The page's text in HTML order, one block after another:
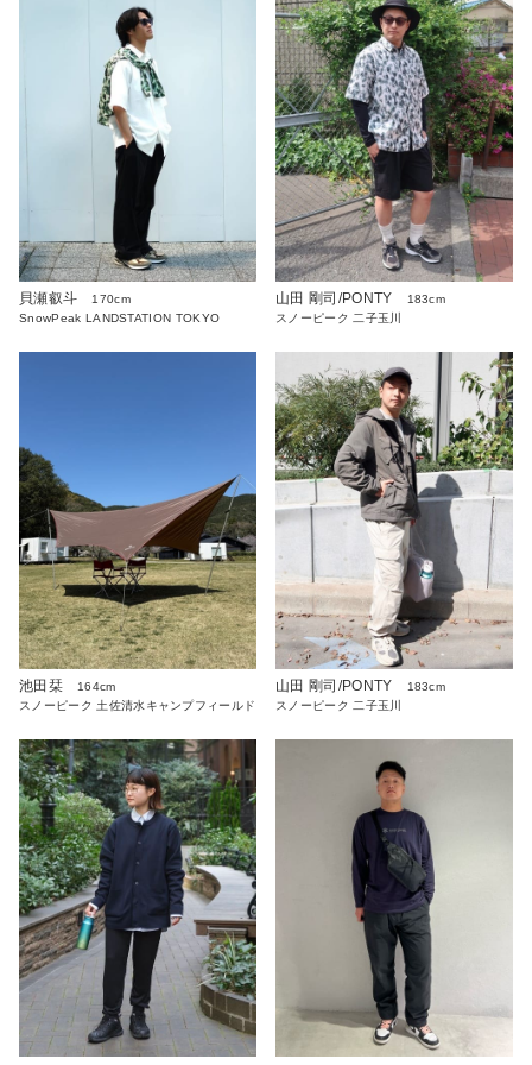
貝瀬叡斗
170cm
SnowPeak LANDSTATION TOKYO
山田 剛司/PONTY
183cm
スノーピーク 二子玉川
池田栞
164cm
スノーピーク 土佐清水キャンプフィールド
山田 剛司/PONTY
183cm
スノーピーク 二子玉川